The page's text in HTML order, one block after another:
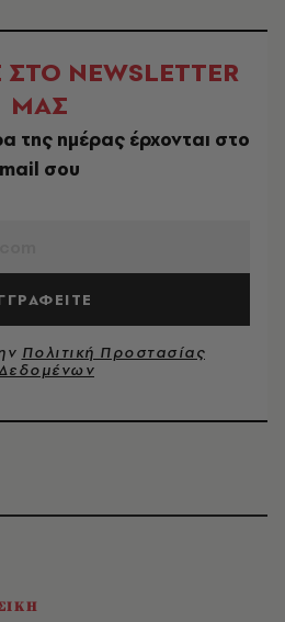
NEWSLETTER
ΜΑΣ
της ημέρας έρχονται στο
mail σου
Πολιτική Προστασίας